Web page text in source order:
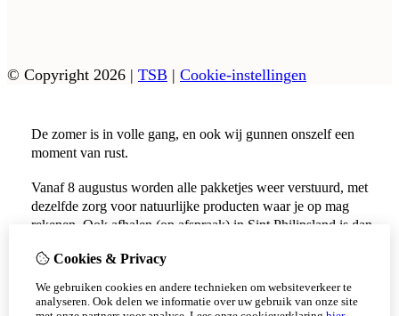
© Copyright 2026 | TSB | Cookie-instellingen
Cookies & Privacy
We gebruiken cookies en andere technieken om websiteverkeer te
analyseren. Ook delen we informatie over uw gebruik van onze site
De zomer is in volle gang, en ook wij gunnen onszelf een
moment van rust.
Vanaf 8 augustus worden alle pakketjes weer verstuurd, met
dezelfde zorg voor natuurlijke producten waar je op mag
rekenen. Ook afhalen (op afspraak) in Sint Philipsland is dan
Vanaf 17 augustus zijn alle afhaalpunten (Tholen en
Scherpenisse) weer geopend.